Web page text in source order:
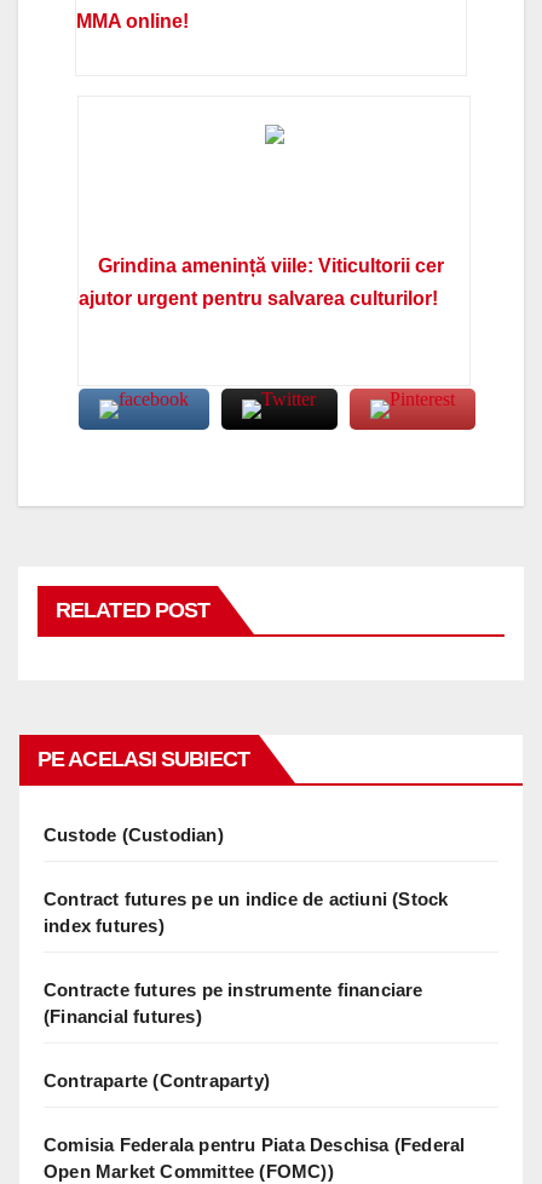
MMA online!
Grindina amenință viile: Viticultorii cer
ajutor urgent pentru salvarea culturilor!
RELATED POST
PE ACELASI SUBIECT
Custode (Custodian)
Contract futures pe un indice de actiuni (Stock
index futures)
Contracte futures pe instrumente financiare
(Financial futures)
Contraparte (Contraparty)
Comisia Federala pentru Piata Deschisa (Federal
Open Market Committee (FOMC))